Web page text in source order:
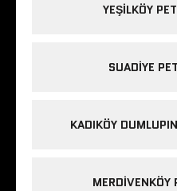
YEŞILKÖY
SUADIYE
KADIKÖY
MERDIVENKÖY